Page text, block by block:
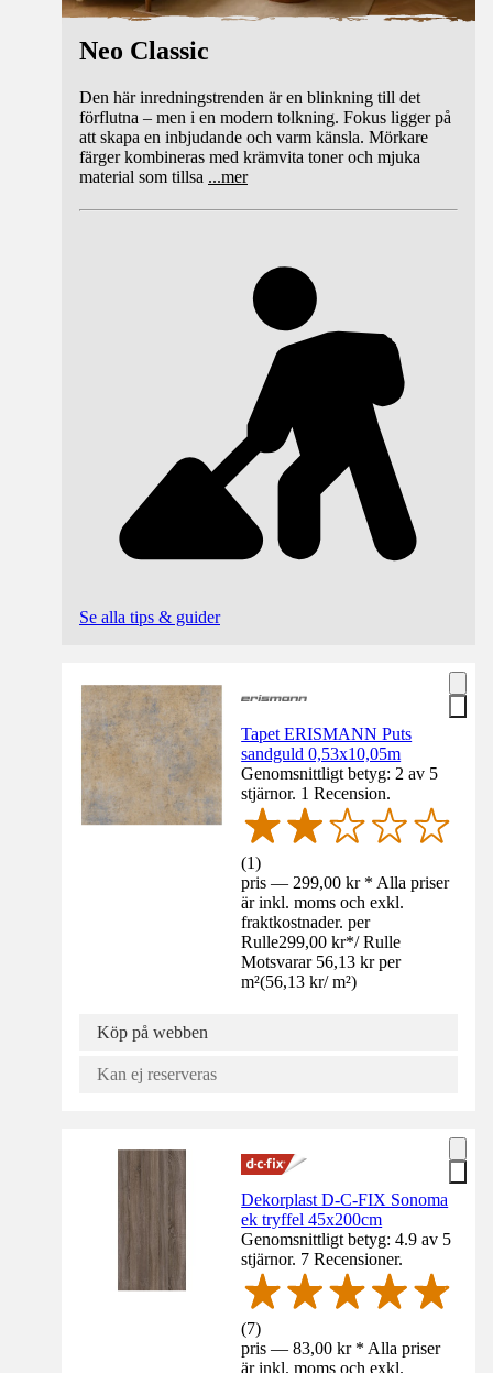
Neo Classic
Den här inredningstrenden är en blinkning till det
förflutna – men i en modern tolkning. Fokus ligger på
att skapa en inbjudande och varm känsla. Mörkare
färger kombineras med krämvita toner och mjuka
material som tillsa ...mer
Se alla tips & guider
Tapet ERISMANN Puts
sandguld 0,53x10,05m
Genomsnittligt betyg: 2 av 5
stjärnor. 1 Recension.
(1)
pris — 299,00 kr * Alla priser
är inkl. moms och exkl.
fraktkostnader. per
Rulle299,00 kr*/ Rulle
Motsvarar 56,13 kr per
m²(56,13 kr/ m²)
Köp på webben
Kan ej reserveras
Dekorplast D-C-FIX Sonoma
ek tryffel 45x200cm
Genomsnittligt betyg: 4.9 av 5
stjärnor. 7 Recensioner.
(7)
pris — 83,00 kr * Alla priser
är inkl. moms och exkl.